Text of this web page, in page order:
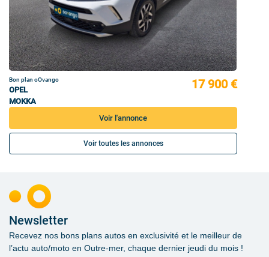
Bon plan oOvango
OPEL
MOKKA
17 900 €
Voir l'annonce
Voir toutes les annonces
Newsletter
Recevez nos bons plans autos en exclusivité et le meilleur de
l’actu auto/moto en Outre-mer, chaque dernier jeudi du mois !